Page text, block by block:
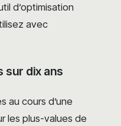
d’optimisation
avec
dix ans
au cours d’une
les plus-values de